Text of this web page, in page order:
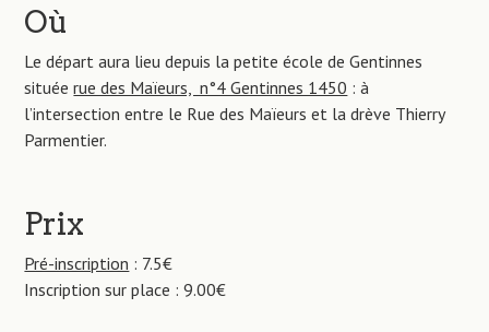
Où
Le départ aura lieu depuis la petite école de Gentinnes
situéerue des Maïeurs, n°4 Gentinnes 1450 : à
l’intersection entre le Rue des Maïeurs et la drève Thierry
Parmentier.
Prix
Pré-inscription : 7.5€
Inscription sur place : 9.00€